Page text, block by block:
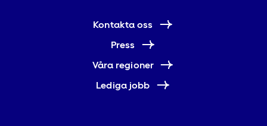
Kontakta oss
Press
Våra regioner
Lediga jobb